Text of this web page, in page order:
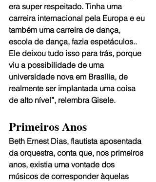
era super respeitado. Tinha uma
carreira internacional pela Europa e eu
também uma carreira de dança,
escola de dança, fazia espetáculos..
Ele deixou tudo isso para trás, porque
viu a possibilidade de uma
universidade nova em Brasília, de
realmente ser implantada uma coisa
de alto nível”, relembra Gisele.
Primeiros Anos
Beth Ernest Dias, flautista aposentada
da orquestra, conta que, nos primeiros
anos, existia uma vontade dos
músicos de corresponder àquelas